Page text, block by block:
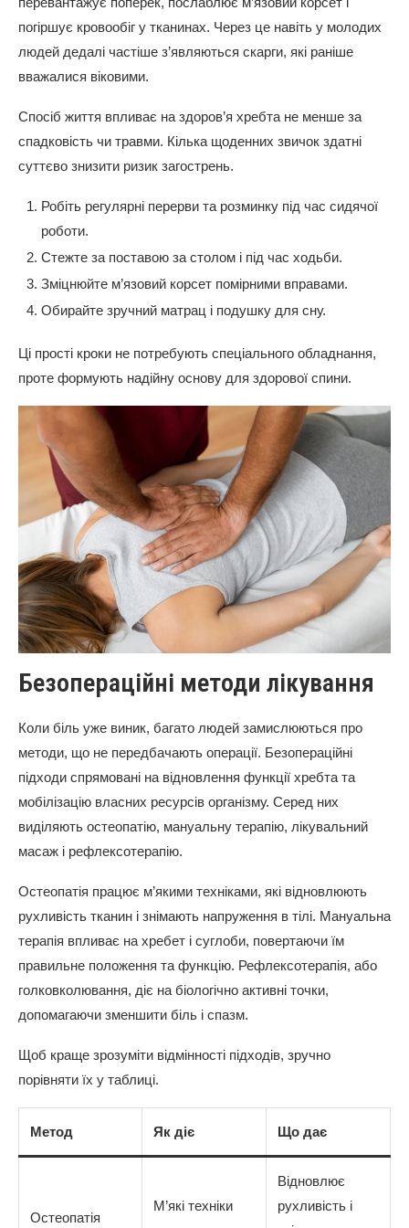
погіршує кровообіг у тканинах. Через це навіть у молодих
людей дедалі частіше з’являються скарги, які раніше
вважалися віковими.
Спосіб життя впливає на здоров’я хребта не менше за
спадковість чи травми. Кілька щоденних звичок здатні
суттєво знизити ризик загострень.
Робіть регулярні перерви та розминку під час сидячої
роботи.
Стежте за поставою за столом і під час ходьби.
Зміцнюйте м’язовий корсет помірними вправами.
Обирайте зручний матрац і подушку для сну.
Ці прості кроки не потребують спеціального обладнання,
проте формують надійну основу для здорової спини.
Безопераційні методи лікування
Коли біль уже виник, багато людей замислюються про
методи, що не передбачають операції. Безопераційні
підходи спрямовані на відновлення функції хребта та
мобілізацію власних ресурсів організму. Серед них
виділяють остеопатію, мануальну терапію, лікувальний
масаж і рефлексотерапію.
Остеопатія працює м’якими техніками, які відновлюють
рухливість тканин і знімають напруження в тілі. Мануальна
терапія впливає на хребет і суглоби, повертаючи їм
правильне положення та функцію. Рефлексотерапія, або
голковколювання, діє на біологічно активні точки,
допомагаючи зменшити біль і спазм.
Щоб краще зрозуміти відмінності підходів, зручно
порівняти їх у таблиці.
Метод Як діє Що дає
Остеопатія
М’які техніки
Відновлює
рухливість і